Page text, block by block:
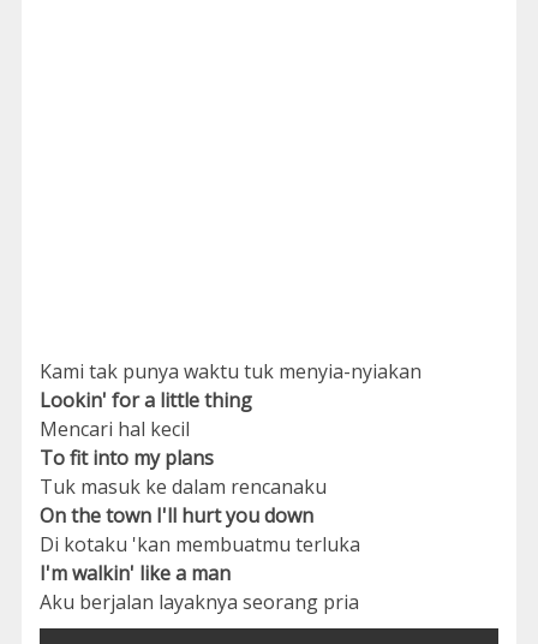
Kami tak punya waktu tuk menyia-nyiakan
Lookin' for a little thing
Mencari hal kecil
To fit into my plans
Tuk masuk ke dalam rencanaku
On the town I'll hurt you down
Di kotaku 'kan membuatmu terluka
I'm walkin' like a man
Aku berjalan layaknya seorang pria